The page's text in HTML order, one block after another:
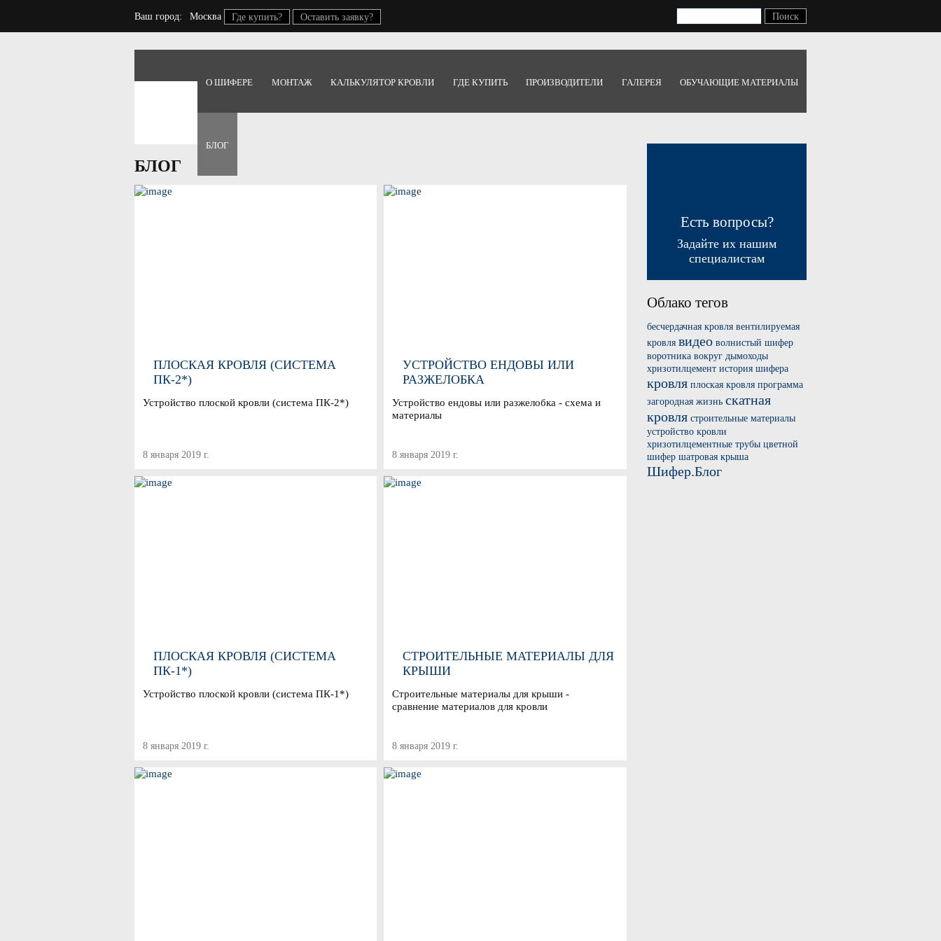
Ваш город: Москва Где купить? Оставить заявку?
О ШИФЕРЕ МОНТАЖ КАЛЬКУЛЯТОР КРОВЛИ ГДЕ КУПИТЬ ПРОИЗВОДИТЕЛИ ГАЛЕРЕЯ ОБУЧАЮЩИЕ МАТЕРИАЛЫ
БЛОГ
БЛОГ
ПЛОСКАЯ КРОВЛЯ (СИСТЕМА
ПК-2*)
Устройство плоской кровли (система ПК-2*)
8 января 2019 г.
УСТРОЙСТВО ЕНДОВЫ ИЛИ
РАЗЖЕЛОБКА
Устройство ендовы или разжелобка - схема и
материалы
8 января 2019 г.
ПЛОСКАЯ КРОВЛЯ (СИСТЕМА
ПК-1*)
Устройство плоской кровли (система ПК-1*)
8 января 2019 г.
СТРОИТЕЛЬНЫЕ МАТЕРИАЛЫ ДЛЯ
КРЫШИ
Строительные материалы для крыши -
сравнение материалов для кровли
8 января 2019 г.
Есть вопросы?
Задайте их нашим
специалистам
Облако тегов
бесчердачная кровля вентилируемая
кровля видео волнистый шифер
воротника вокруг дымоходы
хризотилцемент история шифера
кровля плоская кровля программа
загородная жизнь скатная
кровля строительные материалы
устройство кровли
хризотилцементные трубы цветной
шифер шатровая крыша
Шифер.Блог